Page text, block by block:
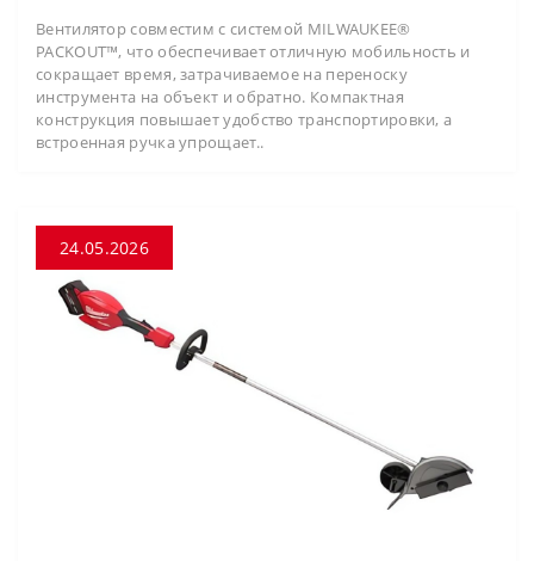
Вентилятор совместим с системой MILWAUKEE®
PACKOUT™, что обеспечивает отличную мобильность и
сокращает время, затрачиваемое на переноску
инструмента на объект и обратно. Компактная
конструкция повышает удобство транспортировки, а
встроенная ручка упрощает..
24.05.2026